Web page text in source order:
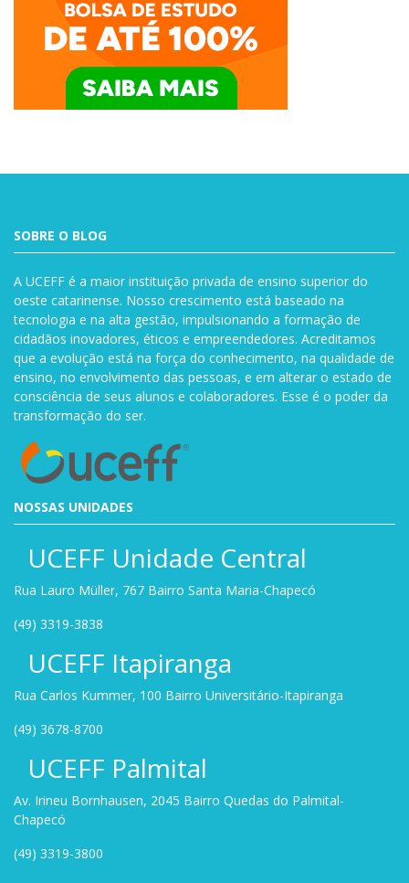
SOBRE O BLOG
A UCEFF é a maior instituição privada de ensino superior do
oeste catarinense. Nosso crescimento está baseado na
tecnologia e na alta gestão, impulsionando a formação de
cidadãos inovadores, éticos e empreendedores. Acreditamos
que a evolução está na força do conhecimento, na qualidade de
ensino, no envolvimento das pessoas, e em alterar o estado de
consciência de seus alunos e colaboradores. Esse é o poder da
transformação do ser.
NOSSAS UNIDADES
UCEFF Unidade Central
Rua Lauro Müller, 767 Bairro Santa Maria-Chapecó
(49) 3319-3838
UCEFF Itapiranga
Rua Carlos Kummer, 100 Bairro Universitário-Itapiranga
(49) 3678-8700
UCEFF Palmital
Av. Irineu Bornhausen, 2045 Bairro Quedas do Palmital-
Chapecó
(49) 3319-3800